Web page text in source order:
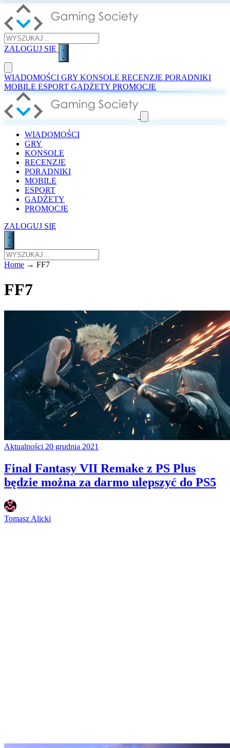
ZALOGUJ SIĘ
WIADOMOŚCI GRY KONSOLE RECENZJE PORADNIKI
MOBILE ESPORT GADŻETY PROMOCJE
WIADOMOŚCI
GRY
KONSOLE
RECENZJE
PORADNIKI
MOBILE
ESPORT
GADŻETY
PROMOCJE
ZALOGUJ SIĘ
Home → FF7
FF7
Aktualności 20 grudnia 2021
Final Fantasy VII Remake z PS Plus
będzie można za darmo ulepszyć do PS5
Tomasz Alicki